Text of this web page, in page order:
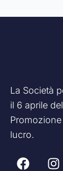
La Società
il 6 aprile
lucro.